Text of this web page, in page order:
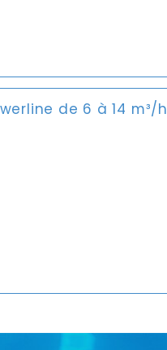
de 6 à 14 m³/h